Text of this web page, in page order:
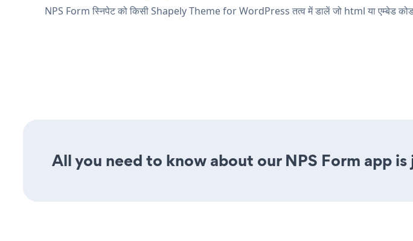
NPS Form स्निपेट को किसी Shapely Theme for WordPress तत्व में डालें जो html या एम्बेड
All you need to know about our NPS Form app